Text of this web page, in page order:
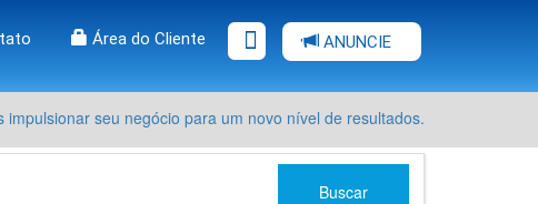
Área do Cliente ANUNCIE
seu negócio para um novo nível de resultados.
Buscar